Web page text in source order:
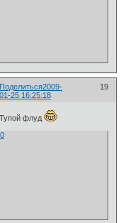
Поделиться 19
2009-
01-25 16:25:18
Тупой флуд
0